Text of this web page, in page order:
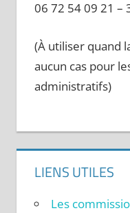
06 72 54 09 21 –
(À utiliser quand
aucun cas pour
administratifs)
LIENS UTILES
Les